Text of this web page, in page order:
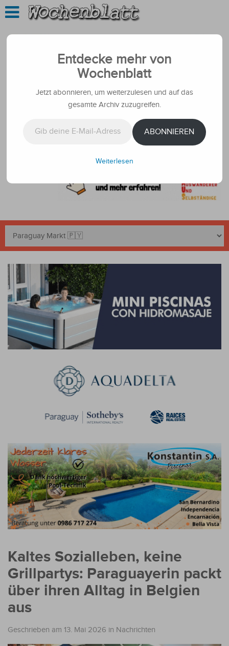
Kaltes Sozialleben, keine
Grillpartys: Paraguayerin packt
über ihren Alltag in Belgien
aus
Geschrieben am 13. Mai 2026 in Nachrichten
Entdecke mehr von
Wochenblatt
Jetzt abonnieren, um weiterzulesen und auf das
gesamte Archiv zuzugreifen.
ABONNIEREN
Weiterlesen